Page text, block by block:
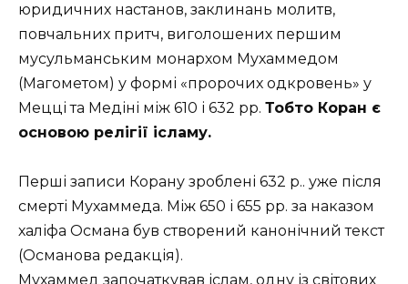
юридичних настанов, заклинань молитв,
повчальних притч, виголошених першим
мусульманським монархом Мухаммедом
(Магометом) у формі «пророчих одкровень» у
Мецці та Медіні між 610 і 632 рр. Тобто Коран є
основою релігії ісламу.
Перші записи Корану зроблені 632 р.. уже після
смерті Мухаммеда. Між 650 і 655 рр. за наказом
халіфа Османа був створений канонічний текст
(Османова редакція).
Мухаммед започаткував іслам, одну із світових